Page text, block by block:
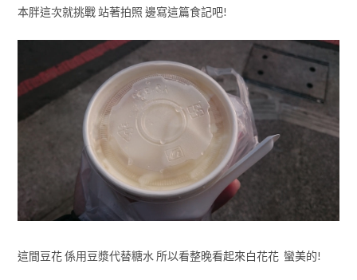
本胖這次就挑戰 站著拍照 邊寫這篇食記吧!
這間豆花 係用豆漿代替糖水 所以看整晚看起來白花花 蠻美的!